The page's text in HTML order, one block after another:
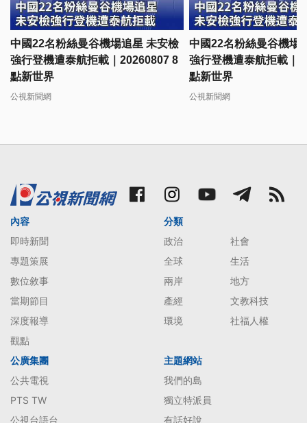
中國22名粉絲曼谷機場追星 未安檢
強行登機遭泰航拒載｜20260807 8
點新世界
公視新聞網
中國22名粉絲曼谷機場
強行登機遭泰航拒載｜
點新世界
公視新聞網
內容
即時新聞
專題策展
數位敘事
當期節目
深度報導
觀點
分類
政治
社會
全球
生活
兩岸
地方
產經
文教科技
環境
社福人權
公廣集團
公共電視
PTS TW
公視台語台
主題網站
我們的島
獨立特派員
有話好說